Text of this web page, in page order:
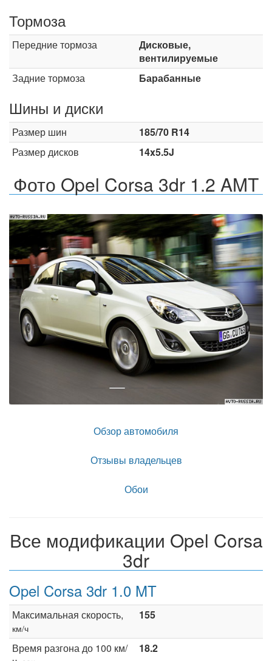
Тормоза
Передние тормоза
Дисковые,
вентилируемые
Задние тормоза
Барабанные
Шины и диски
Размер шин
185/70 R14
Размер дисков
14x5.5J
Фото Opel Corsa 3dr 1.2 AMT
Назад
Обзор автомобиля
Отзывы владельцев
Обои
Все модификации Opel Corsa
3dr
Opel Corsa 3dr 1.0 MT
Максимальная скорость,
км/ч
155
Время разгона до 100 км/
18.2